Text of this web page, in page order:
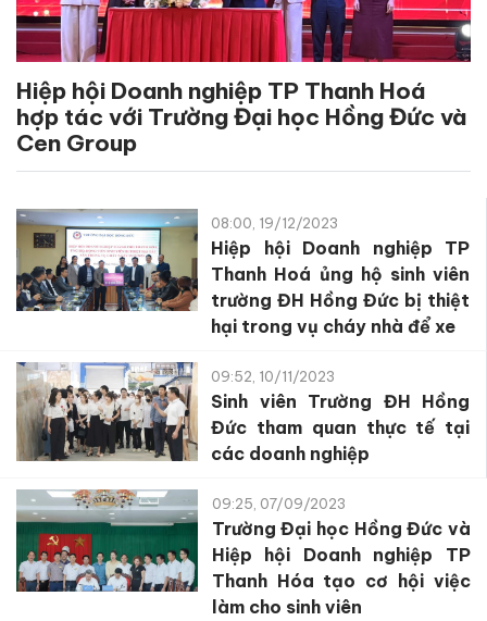
Hiệp hội Doanh nghiệp TP Thanh Hoá
hợp tác với Trường Đại học Hồng Đức và
Cen Group
08:00, 19/12/2023
Hiệp hội Doanh nghiệp TP
Thanh Hoá ủng hộ sinh viên
trường ĐH Hồng Đức bị thiệt
hại trong vụ cháy nhà để xe
09:52, 10/11/2023
Sinh viên Trường ĐH Hồng
Đức tham quan thực tế tại
các doanh nghiệp
09:25, 07/09/2023
Trường Đại học Hồng Đức và
Hiệp hội Doanh nghiệp TP
Thanh Hóa tạo cơ hội việc
làm cho sinh viên